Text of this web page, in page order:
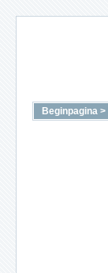
Beginpagina >